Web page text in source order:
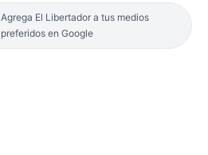
Agrega El Libertador a tus medios
preferidos en Google